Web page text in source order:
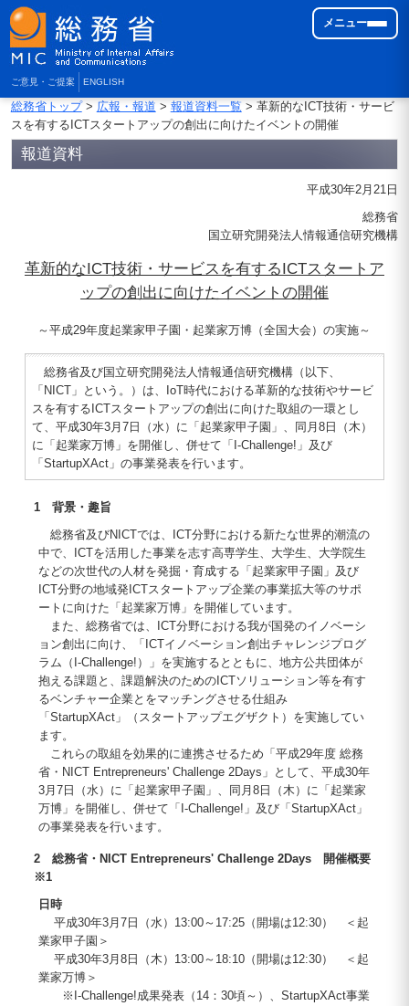
ご意見・ご提案 ENGLISH
メニュー
総務省トップ> 広報・報道 > 報道資料一覧> 革新的なICT技術・サービ
スを有するICTスタートアップの創出に向けたイベントの開催
報道資料
平成30年2月21日
総務省
国立研究開発法人情報通信研究機構
革新的なICT技術・サービスを有するICTスタートア
ップの創出に向けたイベントの開催
～平成29年度起業家甲子園・起業家万博（全国大会）の実施～
総務省及び国立研究開発法人情報通信研究機構（以下、
「NICT」という。）は、IoT時代における革新的な技術やサービ
スを有するICTスタートアップの創出に向けた取組の一環とし
て、平成30年3月7日（水）に「起業家甲子園」、同月8日（木）
に「起業家万博」を開催し、併せて「I-Challenge!」及び
「StartupXAct」の事業発表を行います。
1 背景・趣旨
総務省及びNICTでは、ICT分野における新たな世界的潮流の
中で、ICTを活用した事業を志す高専学生、大学生、大学院生
などの次世代の人材を発掘・育成する「起業家甲子園」及び
ICT分野の地域発ICTスタートアップ企業の事業拡大等のサポ
ートに向けた「起業家万博」を開催しています。
また、総務省では、ICT分野における我が国発のイノベーシ
ョン創出に向け、「ICTイノベーション創出チャレンジプログ
ラム（I-Challenge!）」を実施するとともに、地方公共団体が
抱える課題と、課題解決のためのICTソリューション等を有す
るベンチャー企業とをマッチングさせる仕組み
「StartupXAct」（スタートアップエグザクト）を実施してい
ます。
これらの取組を効果的に連携させるため「平成29年度 総務
省・NICT Entrepreneurs' Challenge 2Days」として、平成30年
3月7日（水）に「起業家甲子園」、同月8日（木）に「起業家
万博」を開催し、併せて「I-Challenge!」及び「StartupXAct」
の事業発表を行います。
2 総務省・NICT Entrepreneurs' Challenge 2Days 開催概要
※1
日時
平成30年3月7日（水）13:00～17:25（開場は12:30） ＜起
業家甲子園＞
平成30年3月8日（木）13:00～18:10（開場は12:30） ＜起
業家万博＞
※I-Challenge!成果発表（14：30頃～）、StartupXAct事業